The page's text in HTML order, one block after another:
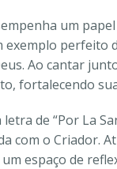
um
exemplo perfeito
Ao cantar
fortalecendo
letra de “Por La
com o Criador.
espaço de